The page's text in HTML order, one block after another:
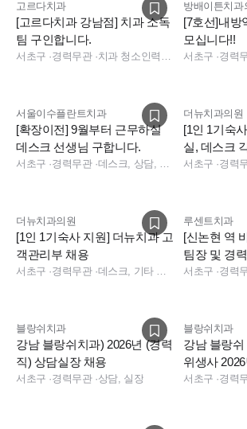
고르다치과
[고르다치과 강남점] 치과 소독
팀 구인합니다.
서초구 ·경력무관· 치과 청소인력, 소독실
방배이튼치과
[7호선]내방
모십니다!!
서초구 ·경력
서울이수플란트치과
[확장이전] 9월부터 근무하실
데스크 선생님 구합니다.
서초구 ·경력무관· 데스크, 상담, 데스크, 상담, 전화응대(CS)
더뉴치과의원
[1인 1기숙사 지원]
실, 데스크
서초구 ·경력
더뉴치과의원
[1인 1기숙사 지원] 더뉴치과 고
객관리부 채용
서초구 ·경력무관· 데스크, 기타 직무, 데스크, 기타
루센트치과
[신논현 역
팀장 및 경
니다.
서초구 ·경력
블랑쉬치과
강남 블랑쉬치과) 2026년 (경력
직) 상담실장 채용
서초구 ·경력무관·상담, 실장
블랑쉬치과
강남 블랑
위생사
서초구 ·경력